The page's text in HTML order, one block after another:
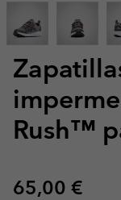
Rush™
Regular
65,00 €